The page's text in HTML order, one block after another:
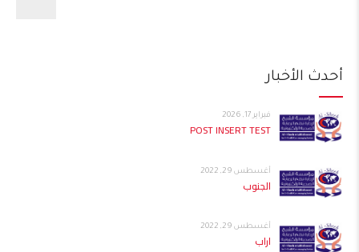
أحدث الأخبار
فبراير 17, 2026
POST INSERT TEST
أغسطس 29, 2022
الجنوب
أغسطس 29, 2022
اراب